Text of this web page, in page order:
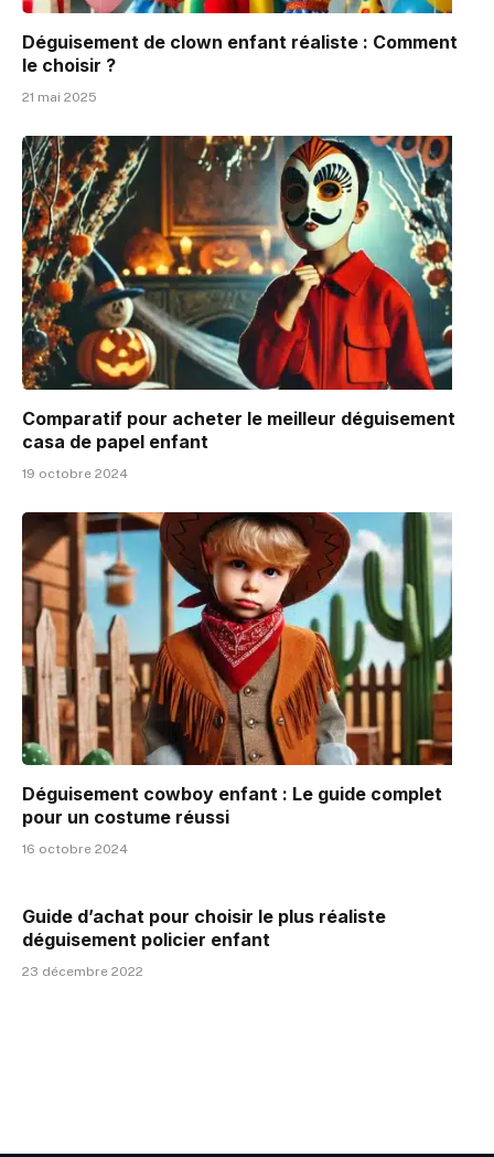
Déguisement de clown enfant réaliste : Comment
le choisir ?
21 mai 2025
Comparatif pour acheter le meilleur déguisement
casa de papel enfant
19 octobre 2024
Déguisement cowboy enfant : Le guide complet
pour un costume réussi
16 octobre 2024
Guide d’achat pour choisir le plus réaliste
déguisement policier enfant
23 décembre 2022